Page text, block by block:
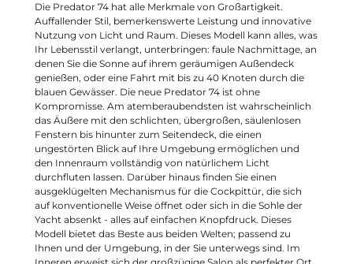
Die Predator 74 hat alle Merkmale von Großartigkeit.
Auffallender Stil, bemerkenswerte Leistung und innovative
Nutzung von Licht und Raum. Dieses Modell kann alles, was
Ihr Lebensstil verlangt, unterbringen: faule Nachmittage, an
denen Sie die Sonne auf ihrem geräumigen Außendeck
genießen, oder eine Fahrt mit bis zu 40 Knoten durch die
blauen Gewässer. Die neue Predator 74 ist ohne
Kompromisse. Am atemberaubendsten ist wahrscheinlich
das Äußere mit den schlichten, übergroßen, säulenlosen
Fenstern bis hinunter zum Seitendeck, die einen
ungestörten Blick auf Ihre Umgebung ermöglichen und
den Innenraum vollständig von natürlichem Licht
durchfluten lassen. Darüber hinaus finden Sie einen
ausgeklügelten Mechanismus für die Cockpittür, die sich
auf konventionelle Weise öffnet oder sich in die Sohle der
Yacht absenkt - alles auf einfachen Knopfdruck. Dieses
Modell bietet das Beste aus beiden Welten; passend zu
Ihnen und der Umgebung, in der Sie unterwegs sind. Im